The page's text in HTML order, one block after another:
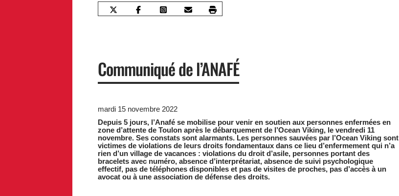
Communiqué de l’ANAFÉ
mardi 15 novembre 2022
Depuis 5 jours, l’Anafé se mobilise pour venir en soutien aux personnes enfermées en
zone d’attente de Toulon après le débarquement de l’Ocean Viking, le vendredi 11
novembre. Ses constats sont alarmants. Les personnes sauvées par l’Ocean Viking sont
victimes de violations de leurs droits fondamentaux dans ce lieu d’enfermement qui n’a
rien d’un village de vacances : violations du droit d’asile, personnes portant des
bracelets avec numéro, absence d’interprétariat, absence de suivi psychologique
effectif, pas de téléphones disponibles et pas de visites de proches, pas d’accès à un
avocat ou à une association de défense des droits.